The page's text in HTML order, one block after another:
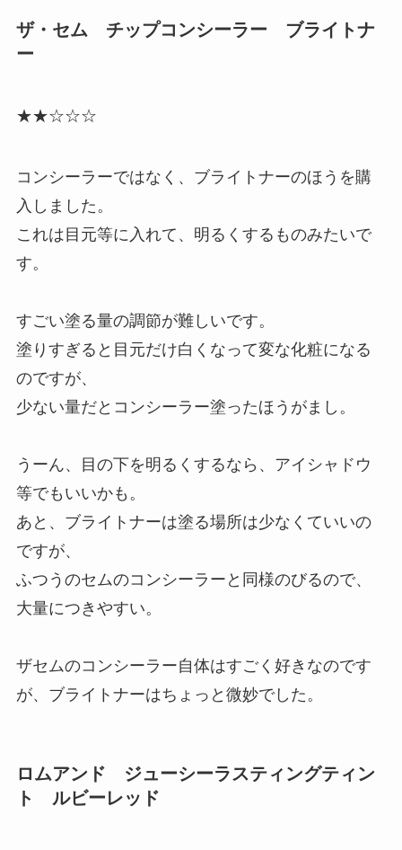
ザ・セム チップコンシーラー ブライトナ
ー
★★☆☆☆
コンシーラーではなく、ブライトナーのほうを購
入しました。
これは目元等に入れて、明るくするものみたいで
す。
すごい塗る量の調節が難しいです。
塗りすぎると目元だけ白くなって変な化粧になる
のですが、
少ない量だとコンシーラー塗ったほうがまし。
うーん、目の下を明るくするなら、アイシャドウ
等でもいいかも。
あと、ブライトナーは塗る場所は少なくていいの
ですが、
ふつうのセムのコンシーラーと同様のびるので、
大量につきやすい。
ザセムのコンシーラー自体はすごく好きなのです
が、ブライトナーはちょっと微妙でした。
ロムアンド ジューシーラスティングティン
ト ルビーレッド